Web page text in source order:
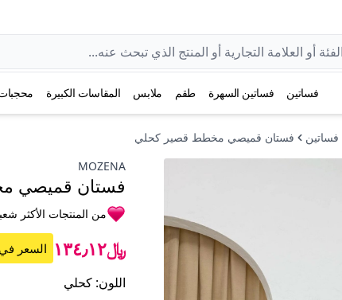
فساتين فساتين السهرة طقم ملابس المقاسات الكبيرة
فستان قميصي مخطط قصير كحلي
MOZENA
فستان قميصي
من المنتجات الأكثر
﷼١٣٤٫١٢ السعر
اللون: كحلي